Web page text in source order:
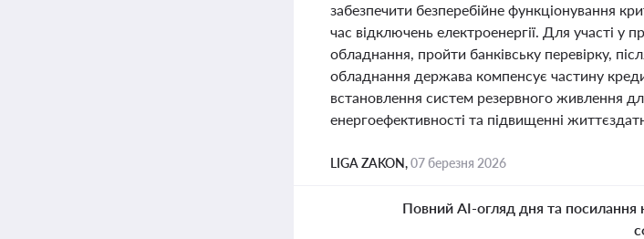
забезпечити безперебійне функціонування
час відключень електроенергії. Для участі у
обладнання, пройти банківську перевірку,
обладнання держава компенсує частину
встановлення систем резервного живлення
енергоефективності та підвищенні
LIGA ZAKON,07 березня 2026
Повний AI-огляд дня та посилання